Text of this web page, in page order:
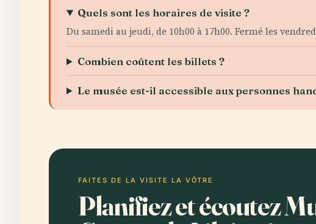
Quels sont les horaires de visite ?
Du samedi au jeudi, de 10h00 à 17h00. Fermé les
Combien coûtent les billets ?
Le musée est-il accessible aux personnes
FAITES DE LA VISITE LA VÔTRE
Planifiez et écoutez